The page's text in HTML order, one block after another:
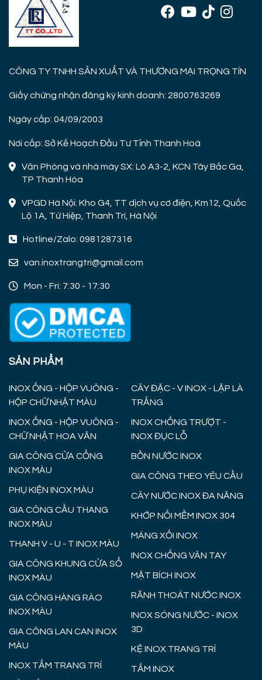
CÔNG TY TNHH SẢN XUẤT VÀ THƯƠNG MẠI TRỌNG TÍN
Giấy chứng nhận đăng ký kinh doanh: 2800763269
Ngày cấp: 04/09/2003
Nơi cấp: Sở Kế Hoạch Đầu Tư Tỉnh Thanh Hoá
Văn Phòng và nhà máy SX: Lô A3-2, KCN Tây Bắc Ga,
TP Thanh Hóa
VPGD Hà Nội: Kho G4, TT dịch vụ cơ điện, Km12, Quốc
Lộ 1A, Tứ Hiệp, Thanh Trì, Hà Nội
Hotline/Zalo: 0981287316
van.inoxtrangtri@gmail.com
Mon - Fri: 7:30 - 17:30
SẢN PHẨM
INOX ỐNG - HỘP VUÔNG -
HỘP CHỮ NHẬT MÀU
INOX ỐNG - HỘP VUÔNG -
CHỮ NHẬT HOA VĂN
GIA CÔNG CỬA CỔNG
INOX MÀU
PHỤ KIỆN INOX MÀU
GIA CÔNG CẦU THANG
INOX MÀU
THANH V - U - T INOX MÀU
GIA CÔNG KHUNG CỬA SỔ
INOX MÀU
GIA CÔNG HÀNG RÀO
INOX MÀU
GIA CÔNG LAN CAN INOX
MÀU
INOX TẤM TRANG TRÍ
CÂY ĐẶC - V INOX - LẬP LÀ
TRẮNG
INOX CHỐNG TRƯỢT -
INOX ĐỤC LỖ
BỒN NƯỚC INOX
GIA CÔNG THEO YÊU CẦU
CÂY NƯỚC INOX ĐA NĂNG
KHỚP NỐI MỀM INOX 304
MÁNG XỐI INOX
INOX CHỐNG VÂN TAY
MẶT BÍCH INOX
RÃNH THOÁT NƯỚC INOX
INOX SÓNG NƯỚC - INOX
3D
KỆ INOX TRANG TRÍ
TẤM INOX